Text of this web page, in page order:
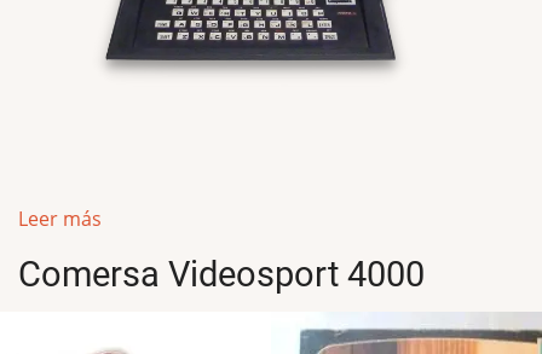
Leer más
Comersa Videosport 4000